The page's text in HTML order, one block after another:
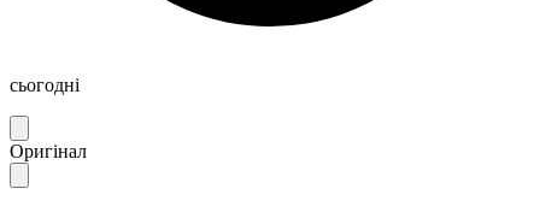
сьогодні
Оригінал